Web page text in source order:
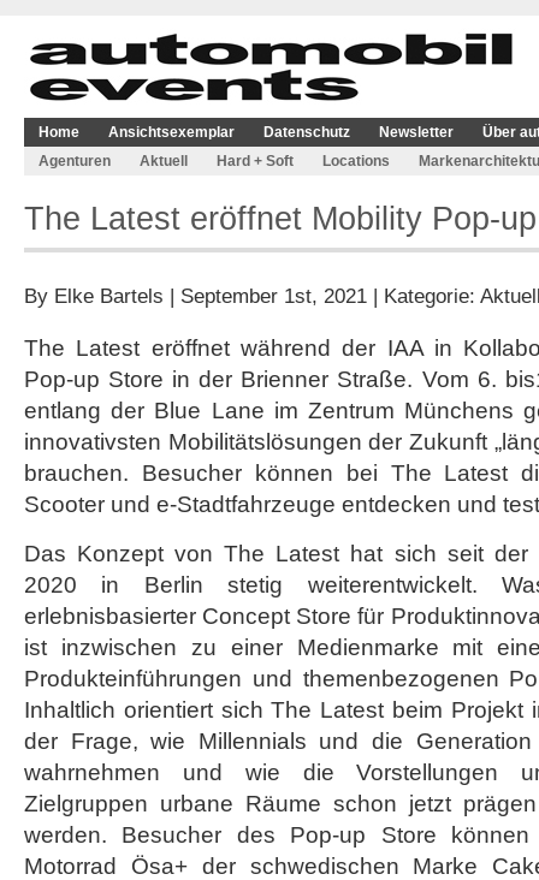
Home Ansichtsexemplar Datenschutz Newsletter
Über
Agenturen
Aktuell Hard + Soft Locations
The Latest eröffnet Mobility Pop-
By Elke Bartels | September 1st, 2021 | Kategorie:
The Latest eröffnet während der IAA in
Pop-up Store in der Brienner Straße. Vom 6.
entlang der Blue Lane im Zentrum Münchens
innovativsten Mobilitätslösungen der Zukunft
brauchen. Besucher können bei The Latest
Scooter und e-Stadtfahrzeuge entdecken und
Das Konzept von The Latest hat sich seit der
2020 in Berlin stetig weiterentwickelt.
erlebnisbasierter Concept Store für
ist inzwischen zu einer Medienmarke mit
Produkteinführungen und themenbezogenen
Inhaltlich orientiert sich The Latest beim Projekt
der Frage, wie Millennials und die
wahrnehmen und wie die Vorstellungen
Zielgruppen urbane Räume schon jetzt
werden. Besucher des Pop-up Store
Motorrad Ösa+ der schwedischen Marke